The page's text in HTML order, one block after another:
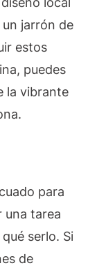
jarrón de
estos
puedes
la vibrante
para
una tarea
serlo. Si
de